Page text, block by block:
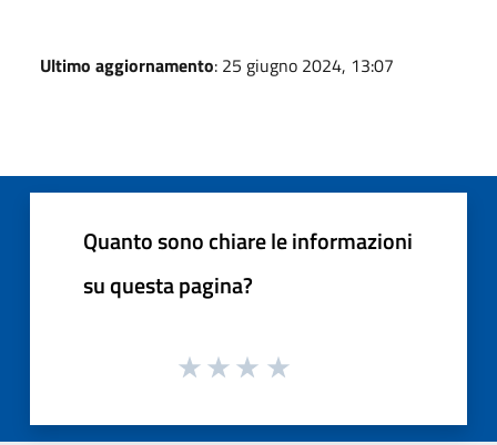
Ultimo aggiornamento: 25 giugno 2024, 13:07
Quanto sono chiare le informazioni
su questa pagina?